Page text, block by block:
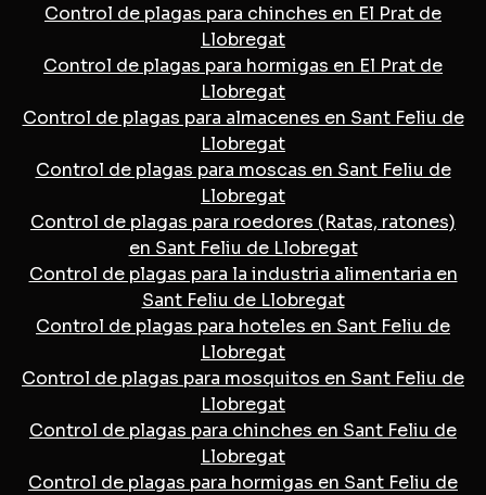
Control de plagas para chinches en El Prat de
Llobregat
Control de plagas para hormigas en El Prat de
Llobregat
Control de plagas para almacenes en Sant Feliu de
Llobregat
Control de plagas para moscas en Sant Feliu de
Llobregat
Control de plagas para roedores (Ratas, ratones)
en Sant Feliu de Llobregat
Control de plagas para la industria alimentaria en
Sant Feliu de Llobregat
Control de plagas para hoteles en Sant Feliu de
Llobregat
Control de plagas para mosquitos en Sant Feliu de
Llobregat
Control de plagas para chinches en Sant Feliu de
Llobregat
Control de plagas para hormigas en Sant Feliu de